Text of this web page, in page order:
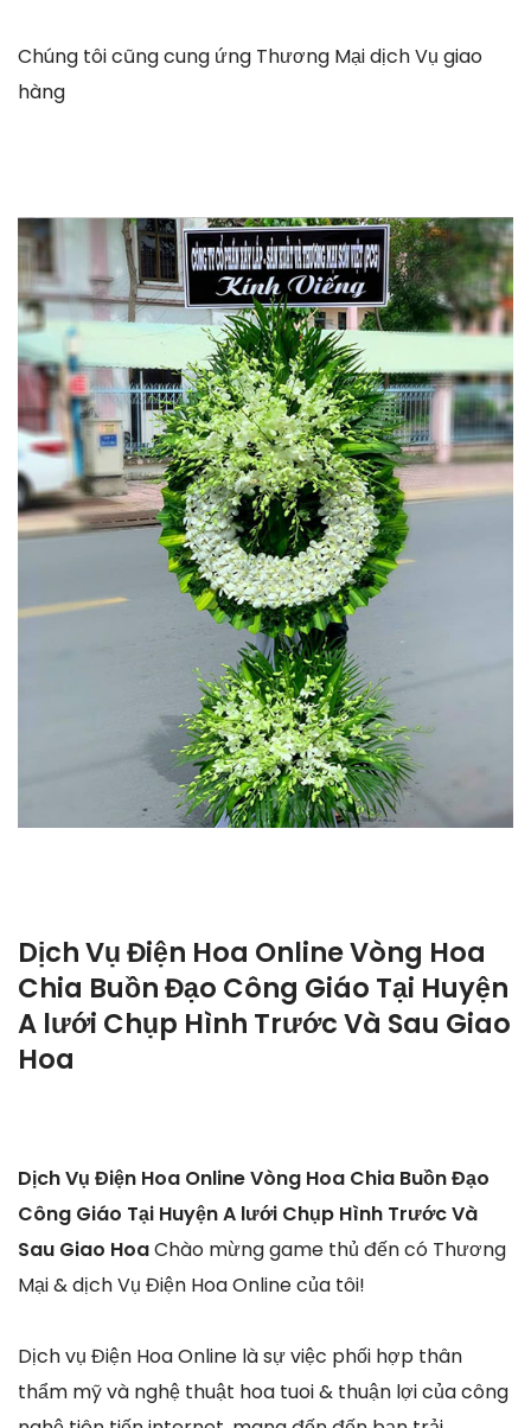
Chúng tôi cũng cung ứng Thương Mại dịch Vụ giao
hàng
Dịch Vụ Điện Hoa Online Vòng Hoa
Chia Buồn Đạo Công Giáo Tại Huyện
A lưới Chụp Hình Trước Và Sau Giao
Hoa
Dịch Vụ Điện Hoa Online Vòng Hoa Chia Buồn Đạo
Công Giáo Tại Huyện A lưới Chụp Hình Trước Và
Sau Giao HoaChào mừng game thủ đến có Thương
Mại & dịch Vụ Điện Hoa Online của tôi!
Dịch vụ Điện Hoa Online là sự việc phối hợp thân
thẩm mỹ và nghệ thuật hoa tuoi & thuận lợi của công